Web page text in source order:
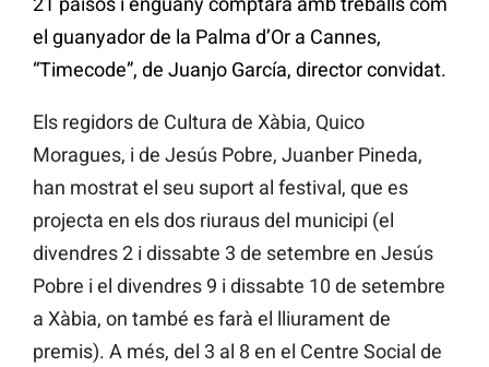
el guanyador de la Palma d’Or a Cannes,
“Timecode”, de Juanjo García, director convidat.
Els regidors de Cultura de Xàbia, Quico
Moragues, i de Jesús Pobre, Juanber Pineda,
han mostrat el seu suport al festival, que es
projecta en els dos riuraus del municipi (el
divendres 2 i dissabte 3 de setembre en Jesús
Pobre i el divendres 9 i dissabte 10 de setembre
a Xàbia, on també es farà el lliurament de
premis). A més, del 3 al 8 en el Centre Social de